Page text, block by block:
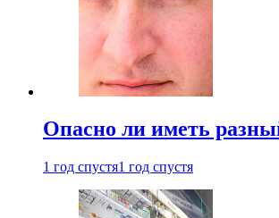
Опасно ли иметь
1 год спустя1 год спустя